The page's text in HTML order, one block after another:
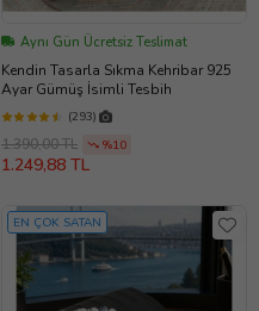
Aynı Gün Ücretsiz Teslimat
Kendin Tasarla Sıkma Kehribar 925
Ayar Gümüş İsimli Tesbih
(293)
1.390,00 TL %10
1.249,88 TL
EN ÇOK SATAN